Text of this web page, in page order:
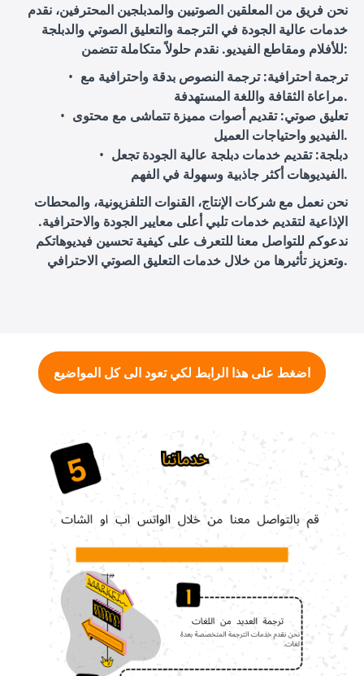
نحن فريق من المعلقين الصوتيين والمدبلجين المحترفين، نقدم
خدمات عالية الجودة في الترجمة والتعليق الصوتي والدبلجة
للأفلام ومقاطع الفيديو. نقدم حلولاً متكاملة تتضمن:
ترجمة احترافية: ترجمة النصوص بدقة واحترافية مع
مراعاة الثقافة واللغة المستهدفة.
تعليق صوتي: تقديم أصوات مميزة تتماشى مع محتوى
الفيديو واحتياجات العميل.
دبلجة: تقديم خدمات دبلجة عالية الجودة تجعل
الفيديوهات أكثر جاذبية وسهولة في الفهم.
نحن نعمل مع شركات الإنتاج، القنوات التلفزيونية، والمحطات
الإذاعية لتقديم خدمات تلبي أعلى معايير الجودة والاحترافية.
ندعوكم للتواصل معنا للتعرف على كيفية تحسين فيديوهاتكم
وتعزيز تأثيرها من خلال خدمات التعليق الصوتي الاحترافي.
اضغط على هذا الرابط لكي تعود الى كل المواضيع